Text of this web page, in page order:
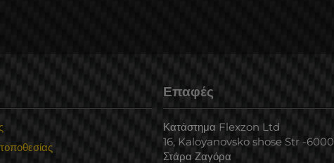
Επαφές
Κατάστημα Flexzon Ltd
16, Kaloyanovsko shose Str -6000
Στάρα Ζαγόρα